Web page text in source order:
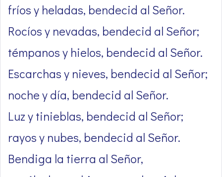
fríos y heladas, bendecid al Señor.
Rocíos y nevadas, bendecid al Señor;
témpanos y hielos, bendecid al Señor.
Escarchas y nieves, bendecid al Señor;
noche y día, bendecid al Señor.
Luz y tinieblas, bendecid al Señor;
rayos y nubes, bendecid al Señor.
Bendiga la tierra al Señor,